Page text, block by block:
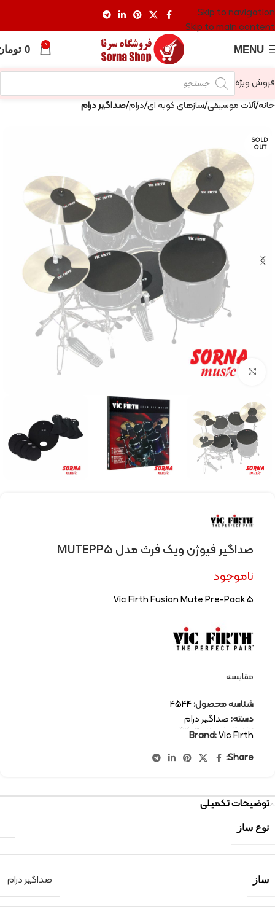
Skip to navigation
Skip to main content
MENU
0
0
فروش ویژه
خانه آلات موسیقی سازهای کوبه ای درام صداگیر درام
SOLD
OUT
Click to enlarge
صداگیر فیوژن ویک فرث مدل MUTEPP5
ناموجود
Vic Firth Fusion Mute Pre-Pack 5
مقایسه
شناسه محصول:4544
دسته:صداگیر درام
صداگیر ویک فرث
Brand:Vic Firth
Share:
توضیحات تکمیلی
نوع ساز
ساز صداگیر درام